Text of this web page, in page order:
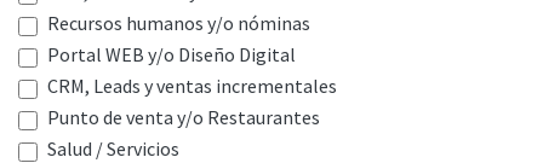
Recursos humanos y/o nóminas
Portal WEB y/o Diseño Digital
CRM, Leads y ventas incrementales
Punto de venta y/o Restaurantes
Salud / Servicios